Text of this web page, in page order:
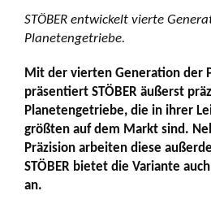
STÖBER entwickelt vierte
Planetengetriebe.
Mit der vierten Generation der
präsentiert STÖBER äußerst
Planetengetriebe, die in ihrer
größten auf dem Markt sind.
Präzision arbeiten diese
STÖBER bietet die Variante
an.